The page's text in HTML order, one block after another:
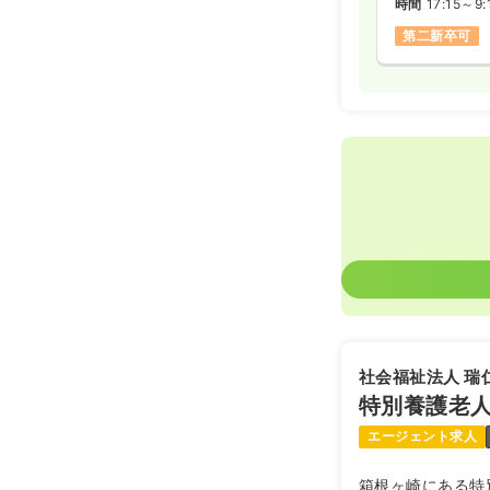
時間 17:15～
第二新卒可
社会福祉法人 瑞
特別養護老
エージェント求人
箱根ヶ崎にある